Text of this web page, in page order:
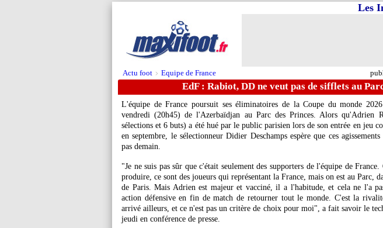
Actu foot > Equipe de France
Les
EdF : Rabiot, DD ne veut pas de sifflets au
L'équipe de France poursuit ses éliminatoires de la Coupe du monde
vendredi (20h45) de l'Azerbaïdjan au Parc des Princes. Alors qu'Adrien
sélections et 6 buts) a été hué par le public parisien lors de son entrée en jeu
en septembre, le sélectionneur Didier Deschamps espère que ces
pas demain.
"Je ne suis pas sûr que c'était seulement des supporters de l'équipe de France.
produire, ce sont des joueurs qui représentant la France, mais on est au Parc,
de Paris. Mais Adrien est majeur et vacciné, il a l'habitude, et cela ne l'a
action défensive en fin de match de retourner tout le monde. C'est la
arrivé ailleurs, et ce n'est pas un critère de choix pour moi", a fait savoir le
jeudi en conférence de presse.